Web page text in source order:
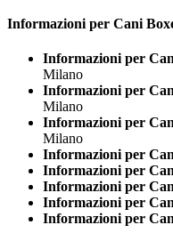
Informazioni per Cani
Informazioni per
Milano
Informazioni per
Milano
Informazioni per
Milano
Informazioni per
Informazioni per
Informazioni per
Informazioni per
Informazioni per